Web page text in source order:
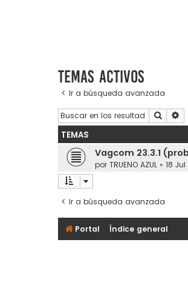
Temas activos
Ir a búsqueda avanzada
Buscar
TEMAS
Vagcom 23.3.1
por TRUENO AZUL » 18
Ir a búsqueda avanzada
Portal Índice general